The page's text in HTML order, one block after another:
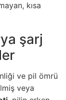
kısa
şarj
ve pil ömrü
veya